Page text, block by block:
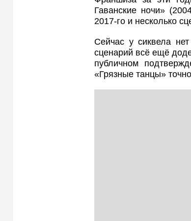
Гаванские ночи»
2017-го и несколько
Сейчас у сиквела
сценарий всё ещё
публичном
«Грязные танцы»